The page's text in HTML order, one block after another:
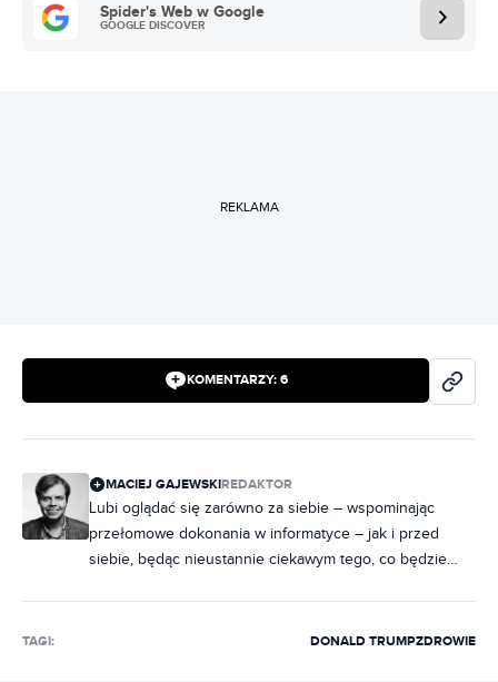
Spider's Web w Google
GOOGLE DISCOVER
REKLAMA
KOMENTARZY: 6
MACIEJ GAJEWSKIREDAKTOR
Lubi oglądać się zarówno za siebie – wspominając
przełomowe dokonania w informatyce – jak i przed
siebie, będąc nieustannie ciekawym tego, co będzie
czy sztuczna inteligencja. Nic dziwnego, że jako
TAGI: DONALD TRUMPZDROWIE